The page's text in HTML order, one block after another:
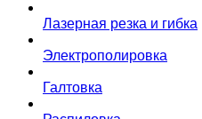
Лазерная резка и гибка
Электрополировка
Галтовка